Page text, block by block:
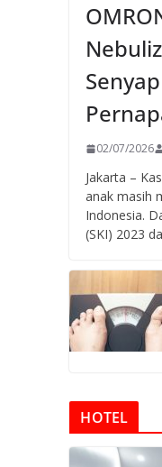
02/07/2026
Jakarta –
anak masih
Indonesia.
(SKI) 2023
HOTEL